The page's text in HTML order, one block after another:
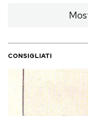
CONSIGLIATI